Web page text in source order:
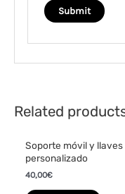
Related
Soporte móvil y llaves
personalizado
40,00€